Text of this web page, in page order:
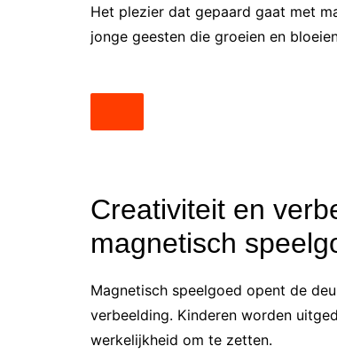
Het plezier dat gepaard gaat met
jonge geesten die groeien en
Creativiteit en
magnetisch
Magnetisch speelgoed opent de
verbeelding. Kinderen worden
werkelijkheid om te zetten.